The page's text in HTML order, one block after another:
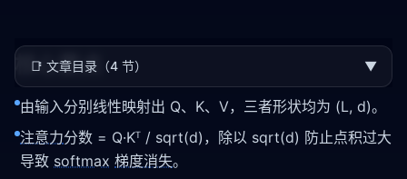
📑 文章目录（4 节） ▼
核心要点
由输入分别线性映射出 Q、K、V，三者形状均为 (L, d)。
注意力分数 = Q·Kᵀ / sqrt(d)，除以 sqrt(d) 防止点积过大
导致 softmax 梯度消失。